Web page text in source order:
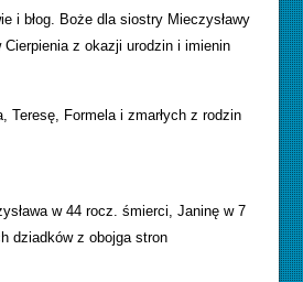
i błog. Boże dla siostry Mieczysławy
z okazji urodzin i imienin
Teresę, Formela i zmarłych z rodzin
w 44 rocz. śmierci, Janinę w 7
dziadków z obojga stron